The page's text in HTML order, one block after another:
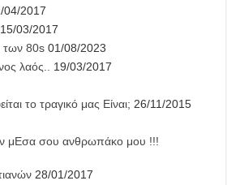
04/2017
15/03/2017
των 80s 01/08/2023
λαός.. 19/03/2017
το τραγικό μας Είναι; 26/11/2015
μΕσα σου ανθρωπάκο μου !!!
28/01/2017